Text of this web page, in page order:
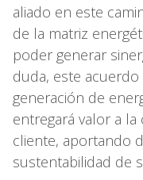
aliado en este
de la matriz
poder generar
duda, este
generación de
entregará valor a
cliente, aportando
sustentabilidad de